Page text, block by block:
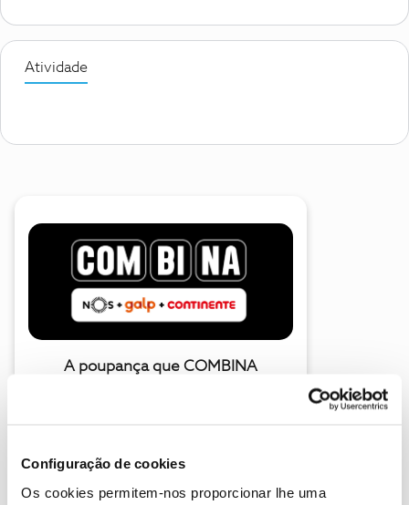
Configuração de cookies
Os cookies permitem-nos proporcionar lhe uma
Atividade
A poupança que COMBINA